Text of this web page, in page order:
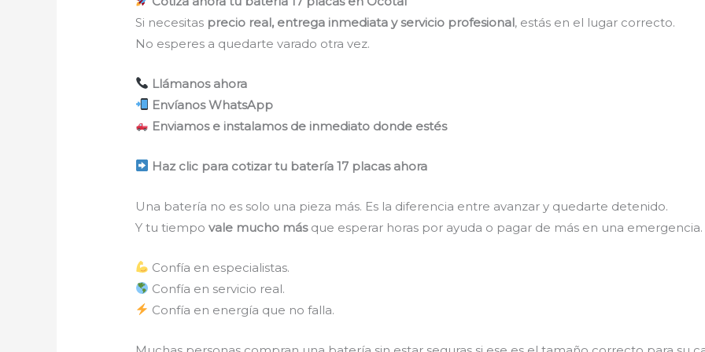
Si necesitas precio real, entrega inmediata y servicio profesional, estás en el lugar correcto.
No esperes a quedarte varado otra vez.
Llámanos ahora
Envíanos WhatsApp
Enviamos e instalamos de inmediato donde estés
Haz clic para cotizar tu batería 17 placas ahora
Una batería no es solo una pieza más. Es la diferencia entre avanzar y quedarte detenido.
Y tu tiempovale mucho másque esperar horas por ayuda o pagar de más en una emergencia.
Confía en especialistas.
Confía en servicio real.
Confía en energía que no falla.